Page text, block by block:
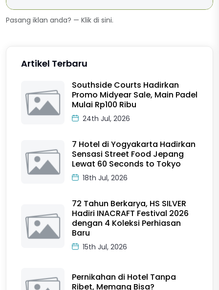
Pasang iklan anda? — Klik di sini.
Artikel Terbaru
Southside Courts Hadirkan
Promo Midyear Sale, Main Padel
Mulai Rp100 Ribu
24th Jul, 2026
7 Hotel di Yogyakarta Hadirkan
Sensasi Street Food Jepang
Lewat 60 Seconds to Tokyo
18th Jul, 2026
72 Tahun Berkarya, HS SILVER
Hadiri INACRAFT Festival 2026
dengan 4 Koleksi Perhiasan
Baru
15th Jul, 2026
Pernikahan di Hotel Tanpa
Ribet, Memang Bisa?